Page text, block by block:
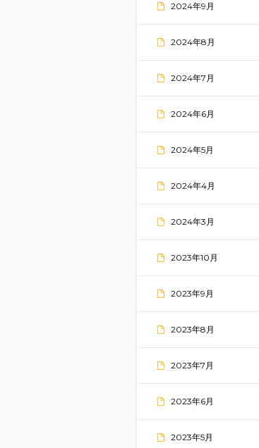
2024年9月
2024年8月
2024年7月
2024年6月
2024年5月
2024年4月
2024年3月
2023年10月
2023年9月
2023年8月
2023年7月
2023年6月
2023年5月